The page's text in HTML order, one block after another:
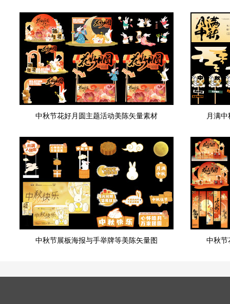
中秋节花好月圆主题活动美陈矢量素材 月满
中秋节展板海报与手举牌等美陈矢量图 中秋节